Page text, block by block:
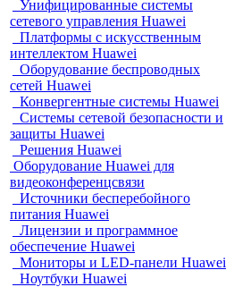
Унифицированные системы
сетевого управления Huawei
Платформы с искусственным
интеллектом Huawei
Оборудование беспроводных
сетей Huawei
Конвергентные системы Huawei
Системы сетевой безопасности и
защиты Huawei
Решения Huawei
Оборудование Huawei для
видеоконференцсвязи
Источники бесперебойного
питания Huawei
Лицензии и программное
обеспечение Huawei
Мониторы и LED-панели Huawei
Ноутбуки Huawei